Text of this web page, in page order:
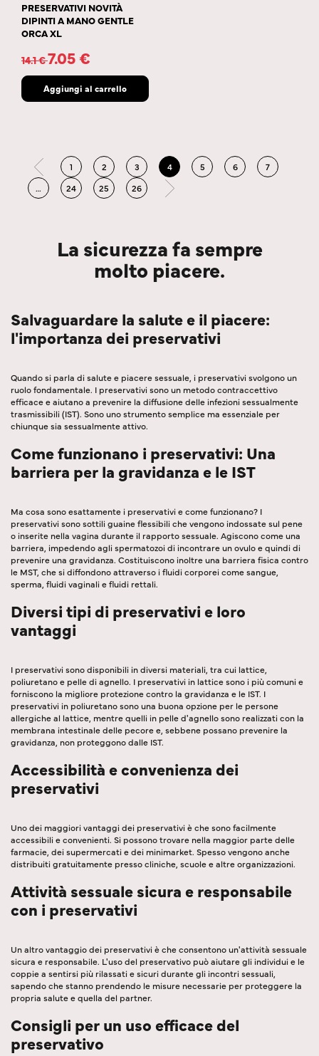
PRESERVATIVI NOVITÀ
DIPINTI A MANO GENTLE
ORCA XL
14.1€7.05€
Aggiungi al carrello
1 2 3 4 5 6
7
…
24 25 26
La sicurezza fa sempre
molto piacere.
Salvaguardare la salute e il piacere:
l'importanza dei preservativi
Quando si parla di salute e piacere sessuale, i preservativi svolgono un
ruolo fondamentale. I preservativi sono un metodo contraccettivo
efficace e aiutano a prevenire la diffusione delle infezioni sessualmente
trasmissibili (IST). Sono uno strumento semplice ma essenziale per
chiunque sia sessualmente attivo.
Come funzionano i preservativi: Una
barriera per la gravidanza e le IST
Ma cosa sono esattamente i preservativi e come funzionano? I
preservativi sono sottili guaine flessibili che vengono indossate sul pene
o inserite nella vagina durante il rapporto sessuale. Agiscono come una
barriera, impedendo agli spermatozoi di incontrare un ovulo e quindi di
prevenire una gravidanza. Costituiscono inoltre una barriera fisica contro
le MST, che si diffondono attraverso i fluidi corporei come sangue,
sperma, fluidi vaginali e fluidi rettali.
Diversi tipi di preservativi e loro
vantaggi
I preservativi sono disponibili in diversi materiali, tra cui lattice,
poliuretano e pelle di agnello. I preservativi in lattice sono i più comuni e
forniscono la migliore protezione contro la gravidanza e le IST. I
preservativi in poliuretano sono una buona opzione per le persone
allergiche al lattice, mentre quelli in pelle d'agnello sono realizzati con la
membrana intestinale delle pecore e, sebbene possano prevenire la
gravidanza, non proteggono dalle IST.
Accessibilità e convenienza dei
preservativi
Uno dei maggiori vantaggi dei preservativi è che sono facilmente
accessibili e convenienti. Si possono trovare nella maggior parte delle
farmacie, dei supermercati e dei minimarket. Spesso vengono anche
distribuiti gratuitamente presso cliniche, scuole e altre organizzazioni.
Attività sessuale sicura e responsabile
con i preservativi
Un altro vantaggio dei preservativi è che consentono un'attività sessuale
sicura e responsabile. L'uso del preservativo può aiutare gli individui e le
coppie a sentirsi più rilassati e sicuri durante gli incontri sessuali,
sapendo che stanno prendendo le misure necessarie per proteggere la
propria salute e quella del partner.
Consigli per un uso efficace del
preservativo